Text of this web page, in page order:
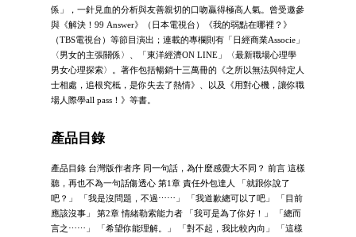
係」，一針見血的分析與友善親切的口吻贏得極高人氣。曾受邀參
與《解決！99 Answer》（日本電視台）《我的弱點在哪裡？》
（TBS電視台）等節目演出；連載的專欄則有「日經商業Associe」
〈男女的主張關係〉、「東洋經濟ON LINE」〈最新職場心理學
男女心理探索〉。著作包括暢銷十三萬冊的《之所以無法與特定人
士相處，追根究柢，是你失去了熱情》、以及《用對心機，讓你職
場人際學all pass！》等書。
產品目錄
產品目錄 台灣版作者序 同一句話，為什麼感覺大不同？ 前言 這樣
聽，再也不為一句話傷透心 第1章 責任外包達人 「就跟你說了
吧？」 「我是沒問題，不過⋯⋯」 「我道歉總可以了吧」 「目前
應該沒事」 第2章 情緒勒索能力者 「我可是為了你好！」 「總而
言之⋯⋯」 「希望你能理解。」 「對不起，我比較內向」 「這樣